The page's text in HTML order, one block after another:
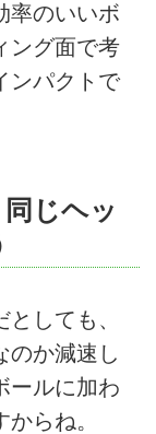
率のいいボ
ング面で考
ンパクトで
じヘッ
しても、
のか減速し
ールに加わ
らね。